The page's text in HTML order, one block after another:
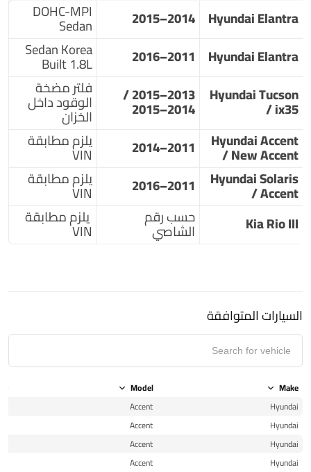
Hyundai Elantra
2014–2015
DOHC-MPI
Sedan
Hyundai Elantra
2011–2016
Sedan Korea
Built 1.8L
Hyundai Tucson
/ ix35
2013–2015 /
2014–2015
فلتر مضخة
الوقود داخل
الخزان
Hyundai Accent
/ New Accent
2011–2014 يلزم مطابقة
VIN
Hyundai Solaris
/ Accent
2011–2016 يلزم مطابقة
VIN
Kia Rio III
حسب رقم
الشاصي
يلزم مطابقة
VIN
السيارات المتوافقة
Make
Model
Hyundai
Accent
Hyundai
Accent
Hyundai
Accent
Hyundai
Accent